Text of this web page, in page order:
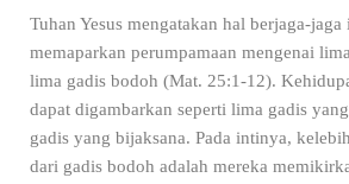
Tuhan Yesus mengatakan hal berjaga-jaga
memaparkan perumpamaan mengenai
lima gadis bodoh (Mat. 25:1-12).
dapat digambarkan seperti lima gadis
gadis yang bijaksana. Pada intinya,
dari gadis bodoh adalah mereka